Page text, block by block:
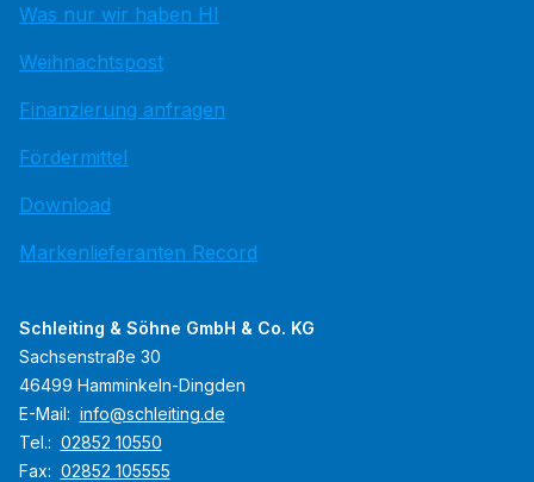
Was nur wir haben HI
Weihnachtspost
Finanzierung anfragen
Fördermittel
Download
Markenlieferanten Record
Schleiting & Söhne GmbH & Co. KG
Sachsenstraße 30
46499 Hamminkeln-Dingden
E-Mail: info@schleiting.de
Tel.: 02852 10550
Fax: 02852 105555